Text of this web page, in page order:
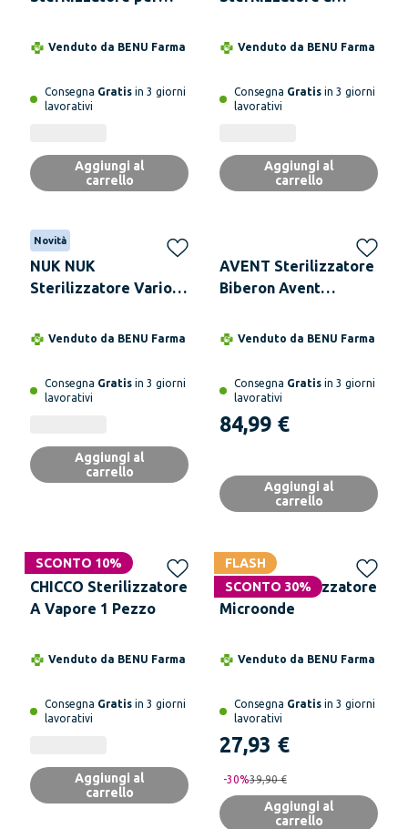
Microonde 25 x 16 cm
Venduto da BENU Farma
Consegna Gratis in 3 giorni
lavorativi
Aggiungi al
carrello
Venduto da BENU Farma
Consegna Gratis in 3 giorni
lavorativi
Aggiungi al
carrello
Novità
NUK NUK
Sterilizzatore Vario
Venduto da BENU Farma
Consegna Gratis in 3 giorni
lavorativi
Aggiungi al
carrello
AVENT Sterilizzatore
Biberon Avent
Biberon
Venduto da BENU Farma
Consegna Gratis in 3 giorni
lavorativi
84,99 €
Aggiungi al
carrello
SCONTO 10%
CHICCO Sterilizzatore
A Vapore 1 Pezzo
Venduto da BENU Farma
Consegna Gratis in 3 giorni
lavorativi
Aggiungi al
carrello
FLASH
SCONTO 30%
CHICCO Sterilizzatore
Microonde
Venduto da BENU Farma
Consegna Gratis in 3 giorni
lavorativi
27,93 €
-30%39,90 €
Aggiungi al
carrello